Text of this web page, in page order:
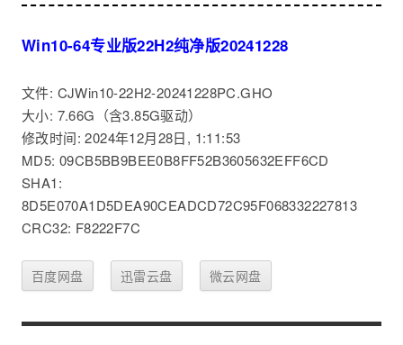
Win10-64专业版22H2纯净版20241228
文件: CJWin10-22H2-20241228PC.GHO
大小: 7.66G（含3.85G驱动）
修改时间: 2024年12月28日, 1:11:53
MD5: 09CB5BB9BEE0B8FF52B3605632EFF6CD
SHA1:
8D5E070A1D5DEA90CEADCD72C95F068332227813
CRC32: F8222F7C
百度网盘 迅雷云盘 微云网盘